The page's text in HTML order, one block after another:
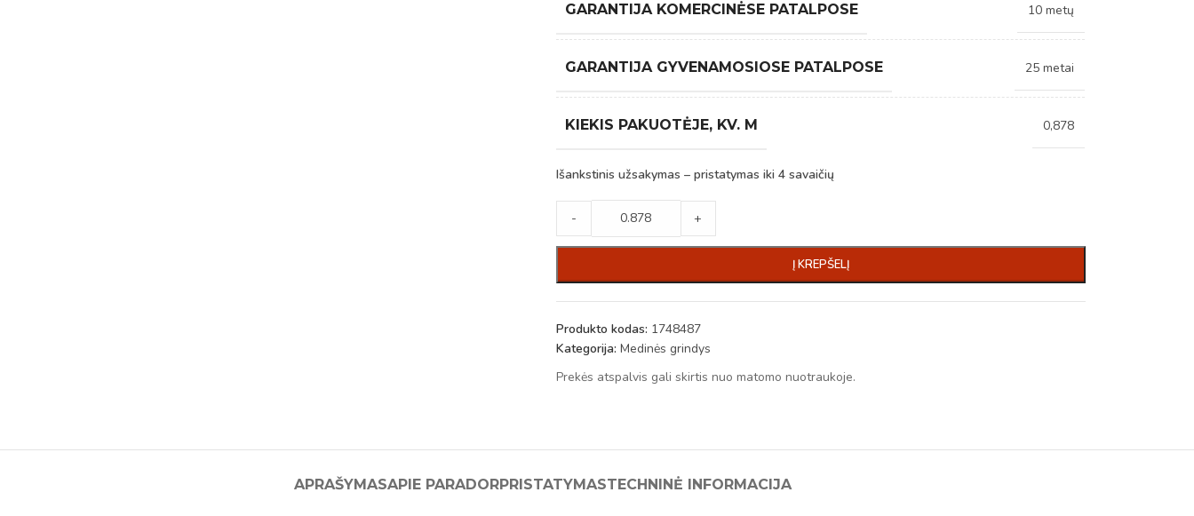
GARANTIJA KOMERCINĖSE PATALPOSE 10 metų
GARANTIJA GYVENAMOSIOSE PATALPOSE 25 metai
KIEKIS PAKUOTĖJE, KV. M 0,878
Išankstinis užsakymas – pristatymas iki 4 savaičių
- +
Į KREPŠELĮ
Produkto kodas: 1748487
Kategorija: Medinės grindys
Prekės atspalvis gali skirtis nuo matomo nuotraukoje.
APRAŠYMASAPIE PARADORPRISTATYMASTECHNINĖ INFORMACIJA